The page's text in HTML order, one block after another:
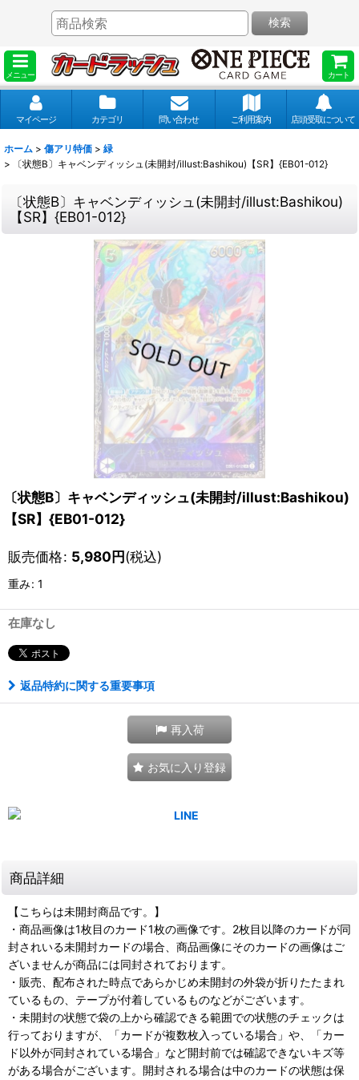
メニュー カート
検索
マイページ カテゴリ 問い合わせ ご利用案内 店頭受取について
ホーム > 傷アリ特価 > 緑
>
〔状態B〕キャベンディッシュ(未開封/illust:Bashikou)【SR】{EB01-012}
〔状態B〕キャベンディッシュ(未開封/illust:Bashikou)
【SR】{EB01-012}
〔状態B〕キャベンディッシュ(未開封/illust:Bashikou)
【SR】{EB01-012}
販売価格: 5,980円(税込)
重み: 1
在庫なし
返品特約に関する重要事項
再入荷
お気に入り登録
商品詳細
【こちらは未開封商品です。】
・商品画像は1枚目のカード1枚の画像です。2枚目以降のカードが同
封されいる未開封カードの場合、商品画像にそのカードの画像はご
ざいませんが商品には同封されております。
・販売、配布された時点であらかじめ未開封の外袋が折りたたまれ
ているもの、テープが付着しているものなどがございます。
・未開封の状態で袋の上から確認できる範囲での状態のチェックは
行っておりますが、「カードが複数枚入っている場合」や、「カー
ド以外が同封されている場合」など開封前では確認できないキズ等
がある場合がございます。開封される場合は中のカードの状態は保